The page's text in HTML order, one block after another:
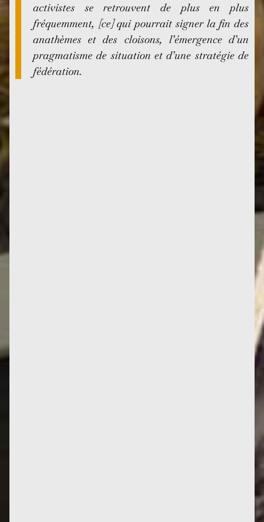
activistes se retrouvent de plus en plus
fréquemment, [ce] qui pourrait signer la fin des
anathèmes et des cloisons, l’émergence d’un
pragmatisme de situation et d’une stratégie de
fédération.